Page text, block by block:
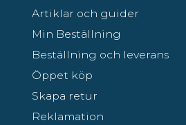
Artiklar och guider
Min Beställning
Beställning och leverans
Öppet köp
Skapa retur
Reklamation